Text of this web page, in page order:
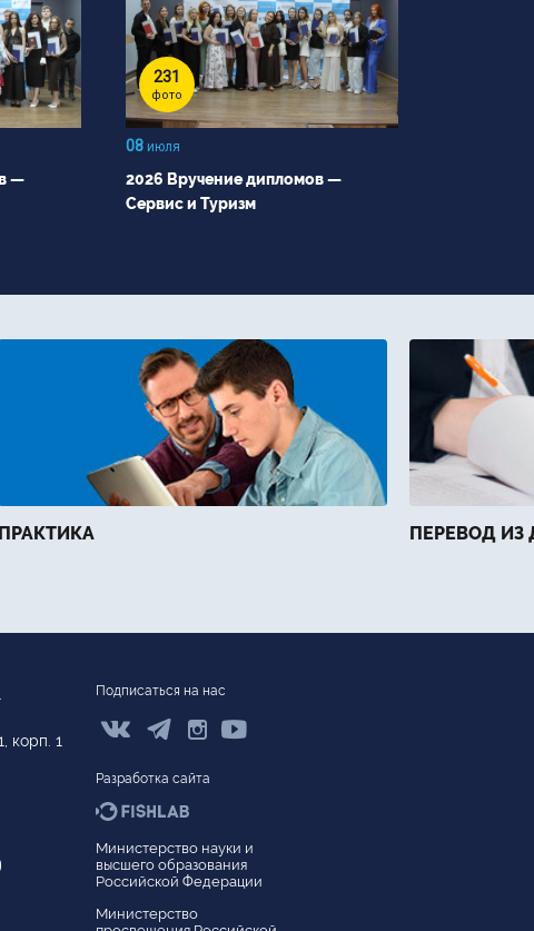
Версия для слабовидящих
Сведения об образовательной организации
—
231
фото
08 июля
2026 Вручение дипломов —
Сервис и Туризм
ПРАКТИКА ПЕРЕВОД ИЗ
Подписаться на нас
  
Разработка сайта
Министерство науки и
высшего образования
Российской Федерации
Министерство
корп. 1